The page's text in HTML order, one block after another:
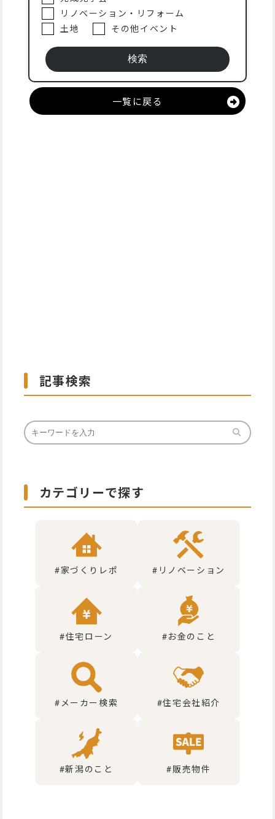
リノベーション・リフォーム
土地
その他イベント
一覧に戻る
記事検索
カテゴリーで探す
#家づくりレポ #リノベーション
#住宅ローン #お金のこと
#メーカー検索 #住宅会社紹介
#新潟のこと #販売物件